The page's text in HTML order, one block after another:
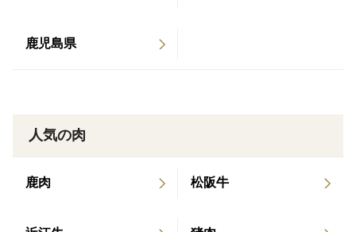
辛料、ネギエキス／酒精、安定剤（加工でん粉）、調味
鹿児島県
人気の肉
鹿肉 松阪牛